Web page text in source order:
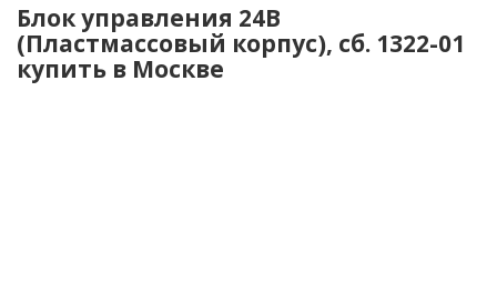
Блок управления 24В
(Пластмассовый корпус), сб. 1322-01
купить в Москве